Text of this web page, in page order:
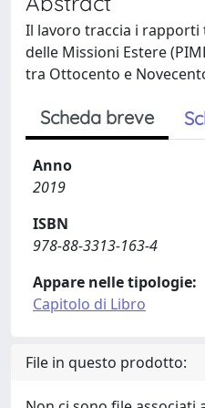
Il lavoro traccia i
delle Missioni Estere
tra Ottocento e
Scheda breve
Anno
2019
ISBN
978-88-3313-163-4
Appare nelle tipologie:
Capitolo di Libro
File in questo prodotto: